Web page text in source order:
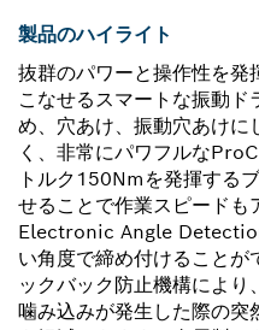
製品のハイライト
抜群のパワーと操作性を発
こなせるスマートな振動
め、穴あけ、振動穴あけに
く、非常にパワフルな
トルク150Nmを発揮する
せることで作業スピードも
Electronic Angle
い角度で締め付けることが
ックバック防止機構により
噛み込みが発生した際の突